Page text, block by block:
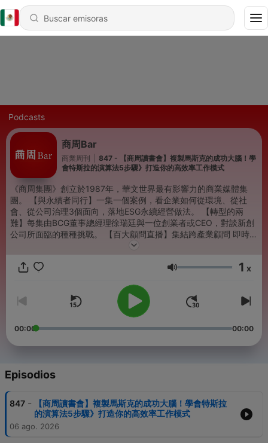
Podcasts
商周Bar
商業周刊
847 - 【商周讀書會】複製馬斯克的成功大腦！學
會特斯拉的演算法5步驟》打造你的高效率工作模式
《商周集團》創立於1987年，華文世界最有影響力的商業媒體集
團。 【與永續者同行】一集一個案例，看企業如何從環境、從社
會、從公司治理3個面向，落地ESG永續經營做法。 【轉型的兩
難】每集由BCG董事總經理徐瑞廷與一位創業者或CEO，對談新創
公司所面臨的種種挑戰。 【百大顧問直播】集結跨產業顧問 即時解
答企業經營痛點 【商周讀書會】《商業周刊》出版部製作，邀請作
聆聽雙重良醫觀點，輕鬆辨別健康新知。 【企業最前線】整合傳播
夠？這裡還有：https://reurl.cc/pyXZMx √ 訂閱商周Youtube，看
精彩影片：https://reurl.cc/2g38mE √ 精彩報導e手讀，下載APP
商周+ ：https://reurl.cc/r8XZRZ -- ◆ 按讚商周Facebook，時刻
解幫你畫重點： https://reurl.cc/bRxGEy ◆ 商周Telegram，補給
bySoundOn
Volumen 1 x
00:00 00:00
Episodios
847 -
【商周讀書會】複製馬斯克的成功大腦！學會特斯拉
的演算法5步驟》打造你的高效率工作模式
06 ago. 2026